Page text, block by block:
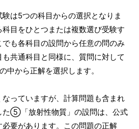
は5つの科目からの選択となりま
目をひとつまたは複数選び受験す
も各科目の設問から任意の問のみ
共通科目と同様に、質問に対して
中から正解を選択します。
っていますが、計算問題も含まれ
た⑤「放射性物質」の設問は、公式
要があります。この問題の正解